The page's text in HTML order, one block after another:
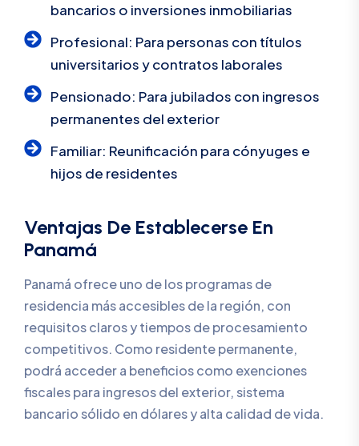
bancarios o inversiones inmobiliarias
Profesional: Para personas con títulos
universitarios y contratos laborales
Pensionado: Para jubilados con ingresos
permanentes del exterior
Familiar: Reunificación para cónyuges e
hijos de residentes
Ventajas De Establecerse En
Panamá
Panamá ofrece uno de los programas de
residencia más accesibles de la región, con
requisitos claros y tiempos de procesamiento
competitivos. Como residente permanente,
podrá acceder a beneficios como exenciones
fiscales para ingresos del exterior, sistema
bancario sólido en dólares y alta calidad de vida.